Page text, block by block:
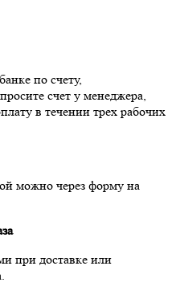
по счету,
счет у менеджера,
в течении трех рабочих
можно через форму на
при доставке или